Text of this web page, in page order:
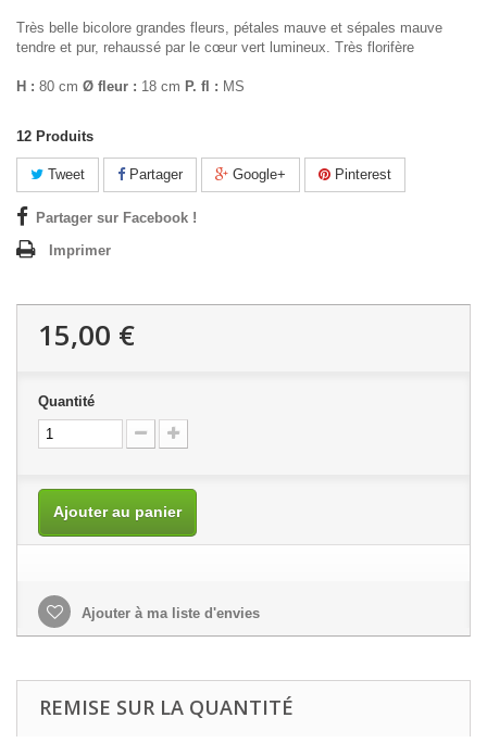
Très belle bicolore grandes fleurs, pétales mauve et sépales mauve
tendre et pur, rehaussé par le cœur vert lumineux. Très florifère
H : 80 cm Ø fleur : 18 cm P. fl : MS
12 Produits
Tweet Partager Google+ Pinterest
Partager sur Facebook !
Imprimer
15,00 €
Quantité
Ajouter au panier
Ajouter à ma liste d'envies
REMISE SUR LA QUANTITÉ